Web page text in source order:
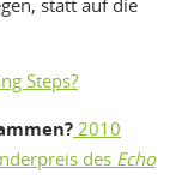
Steps?
2010
des Echo